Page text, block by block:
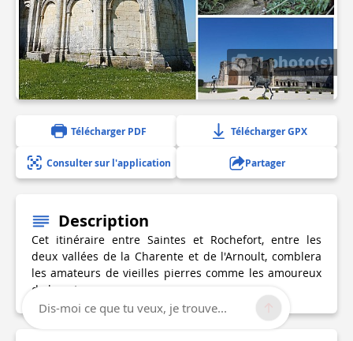
1 photo(s)
Télécharger PDF Télécharger GPX
Consulter sur l'application Partager
Description
Cet itinéraire entre Saintes et Rochefort, entre les
deux vallées de la Charente et de l'Arnoult, comblera
les amateurs de vieilles pierres comme les amoureux
de la nature
Dis-moi ce que tu veux, je trouve...